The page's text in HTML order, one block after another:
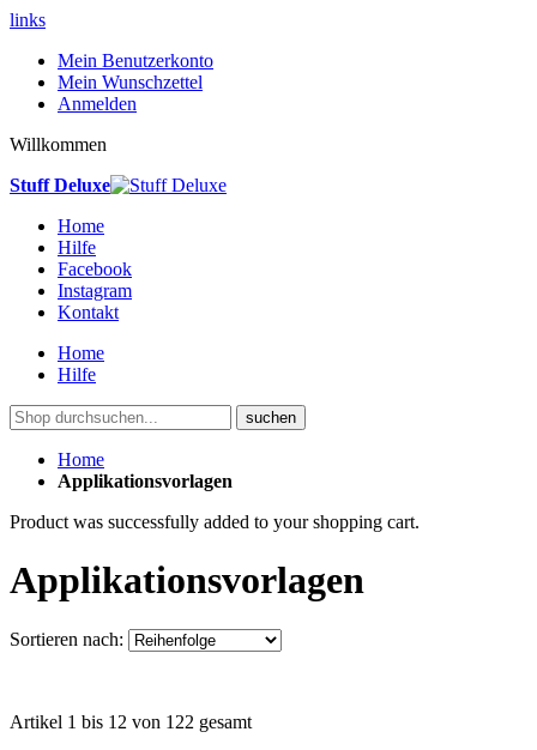
links
Mein Benutzerkonto
Mein Wunschzettel
Anmelden
Willkommen
Stuff Deluxe
Home
Hilfe
Facebook
Instagram
Kontakt
Home
Hilfe
suchen
Home
Applikationsvorlagen
Product was successfully added to your shopping cart.
Applikationsvorlagen
Sortieren nach:
Artikel 1 bis 12 von 122 gesamt